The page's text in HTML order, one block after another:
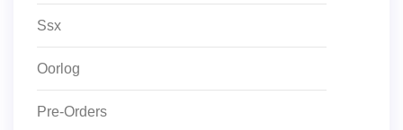
Ssx
Oorlog
Pre-Orders